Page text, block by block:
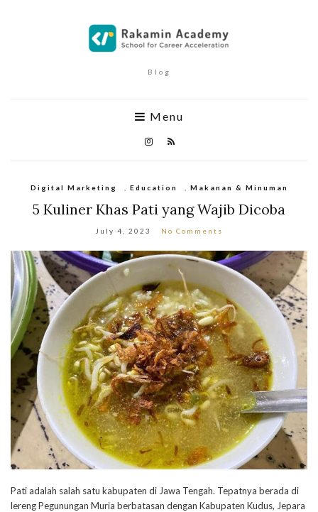
Blog
Menu
Digital Marketing Education Makanan & Minuman
5 Kuliner Khas Pati yang Wajib Dicoba
July 4, 2023 No Comments
Pati adalah salah satu kabupaten di Jawa Tengah. Tepatnya berada di
lereng Pegunungan Muria berbatasan dengan Kabupaten Kudus, Jepara